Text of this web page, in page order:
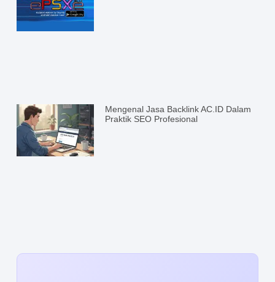
Mengenal Jasa Backlink AC.ID Dalam
Praktik SEO Profesional